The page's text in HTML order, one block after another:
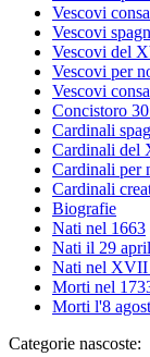
Vescovi
Vescovi
Vescovi del
Vescovi per
Vescovi
Concistoro
Cardinali
Cardinali del
Cardinali per
Cardinali
Biografie
Nati nel 1663
Nati il 29
Nati nel XVII
Morti nel
Morti l'8
Categorie nascoste: